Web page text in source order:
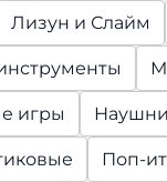
Лизун и Слайм
игры
Поп-